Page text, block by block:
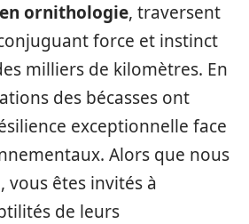
ornithologie, traversent
force et instinct
milliers de kilomètres. En
des bécasses ont
exceptionnelle face
Alors que nous
vous êtes invités à
de leurs